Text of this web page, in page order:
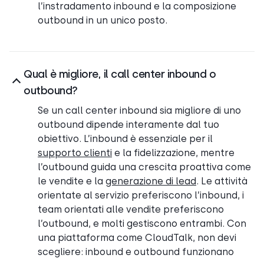
l’instradamento inbound e la composizione
outbound in un unico posto.
Qual è migliore, il call center inbound o
outbound?
Se un call center inbound sia migliore di uno
outbound dipende interamente dal tuo
obiettivo. L’inbound è essenziale per il
supporto clienti e la fidelizzazione, mentre
l’outbound guida una crescita proattiva come
le vendite e la generazione di lead. Le attività
orientate al servizio preferiscono l’inbound, i
team orientati alle vendite preferiscono
l’outbound, e molti gestiscono entrambi. Con
una piattaforma come CloudTalk, non devi
scegliere: inbound e outbound funzionano